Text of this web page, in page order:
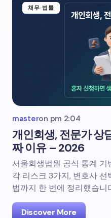
채무·법률
masteron pm 2:04
개인회생, 전문가 상
짜 이유 – 2026
서울회생법원 공식 통계 기
각 리스크 3가지, 변호사
법까지 한 번에 정리했습니
Discover More